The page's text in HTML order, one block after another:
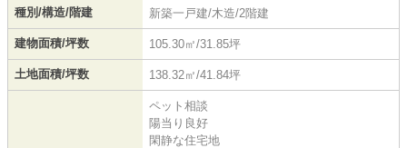
種別/構造/階建 新築一戸建/木造/2階建
建物面積/坪数 105.30㎡/31.85坪
土地面積/坪数 138.32㎡/41.84坪
ペット相談
陽当り良好
閑静な住宅地